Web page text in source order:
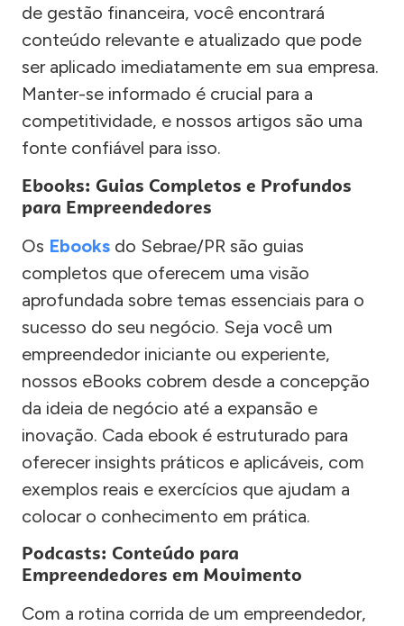
de gestão financeira, você encontrará
conteúdo relevante e atualizado que pode
ser aplicado imediatamente em sua empresa.
Manter-se informado é crucial para a
competitividade, e nossos artigos são uma
fonte confiável para isso.
Ebooks: Guias Completos e Profundos
para Empreendedores
Os Ebooks do Sebrae/PR são guias
completos que oferecem uma visão
aprofundada sobre temas essenciais para o
sucesso do seu negócio. Seja você um
empreendedor iniciante ou experiente,
nossos eBooks cobrem desde a concepção
da ideia de negócio até a expansão e
inovação. Cada ebook é estruturado para
oferecer insights práticos e aplicáveis, com
exemplos reais e exercícios que ajudam a
colocar o conhecimento em prática.
Podcasts: Conteúdo para
Empreendedores em Movimento
Com a rotina corrida de um empreendedor,